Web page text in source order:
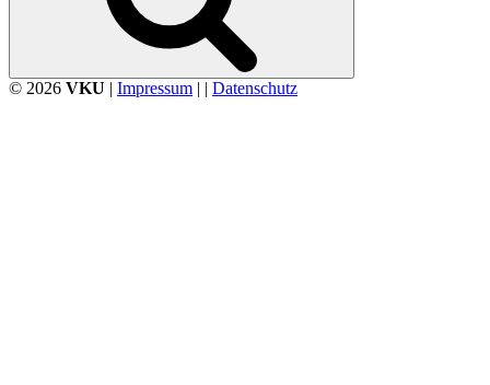
© 2026 VKU | Impressum | | Datenschutz